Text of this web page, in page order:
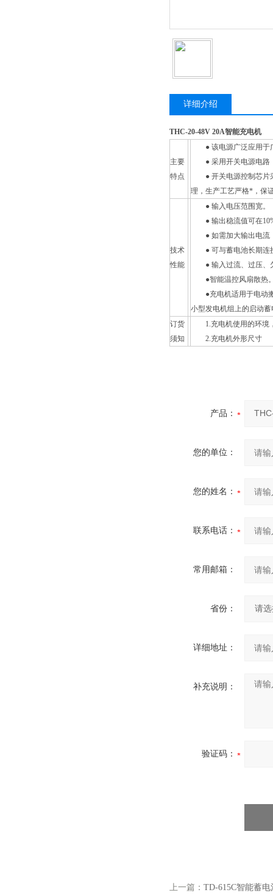
详细介绍
THC-20-48V 20A智能充电机
主要
特点
● 该电源广泛应用于广
● 采用开关电源电路
● 开关电源控制芯片采
理，生产工艺严格*，保
技术
性能
● 输入电压范围宽。
● 输出稳流值可在
● 如需加大输出电流
● 可与蓄电池长期连
● 输入过流、过压、欠
●智能温控风扇散热
●充电机适用于电动搬
小型发电机组上的启动
订货
须知
1.充电机使用的环境
2.充电机外形尺寸
产品：
您的单位：
您的姓名：
联系电话：
常用邮箱：
省份：
详细地址：
补充说明：
验证码：
上一篇： TD-615C智能蓄